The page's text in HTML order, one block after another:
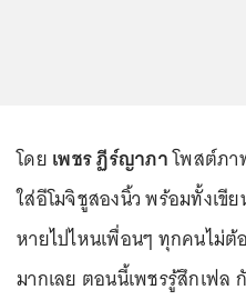
โดย เพชร ฏีร์ญาภาโพสต์ภา
ใส่อีโมจิชูสองนิ้ว พร้อมทั้งเขี
หายไปไหนเพื่อนๆ ทุกคนไม่
มากเลย ตอนนี้เพชรรู้สึกเฟล